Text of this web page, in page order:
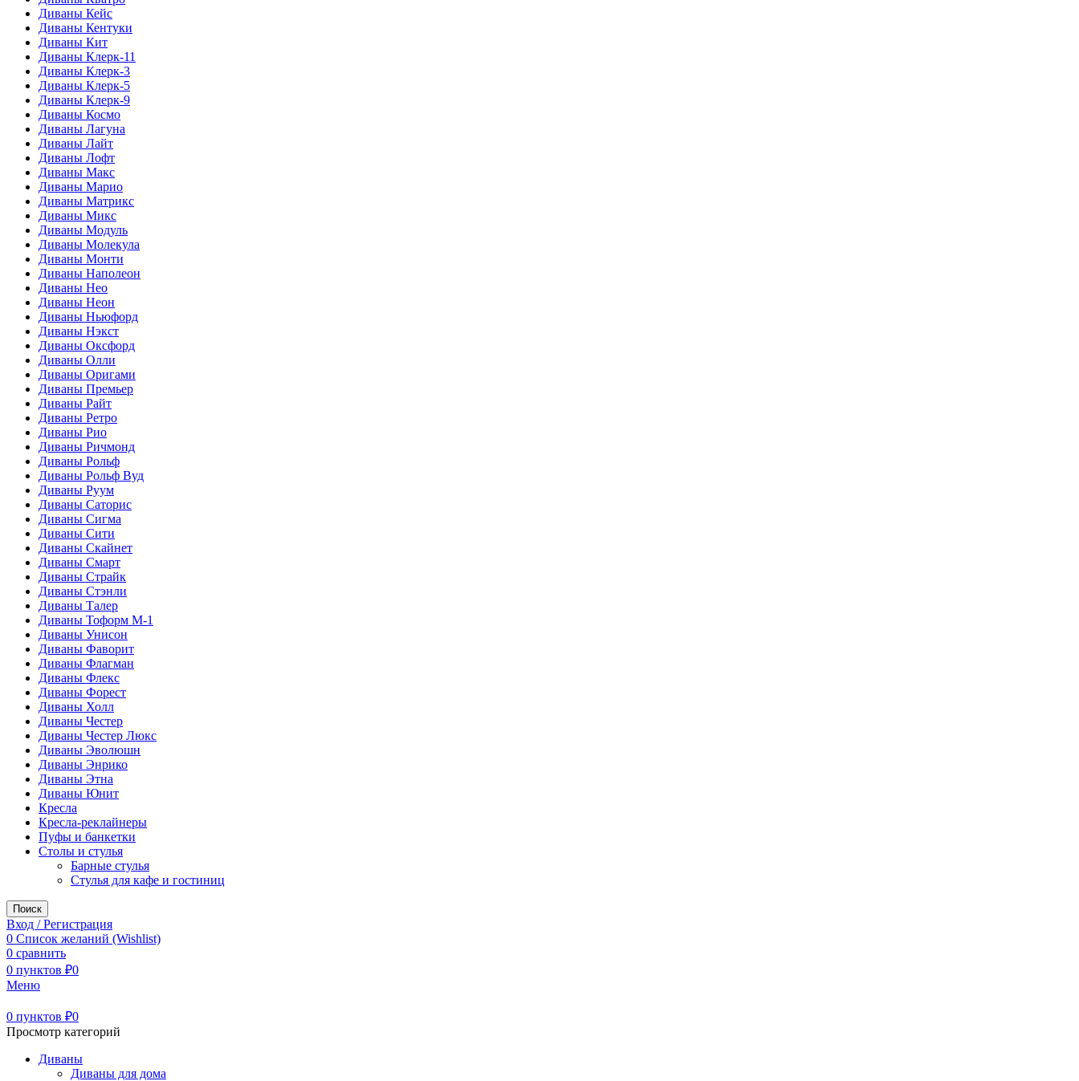
Диваны Кейс
Диваны Кентуки
Диваны Кит
Диваны Клерк-11
Диваны Клерк-3
Диваны Клерк-5
Диваны Клерк-9
Диваны Космо
Диваны Лагуна
Диваны Лайт
Диваны Лофт
Диваны Макс
Диваны Марио
Диваны Матрикс
Диваны Микс
Диваны Модуль
Диваны Молекула
Диваны Монти
Диваны Наполеон
Диваны Нео
Диваны Неон
Диваны Ньюфорд
Диваны Нэкст
Диваны Оксфорд
Диваны Олли
Диваны Оригами
Диваны Премьер
Диваны Райт
Диваны Ретро
Диваны Рио
Диваны Ричмонд
Диваны Рольф
Диваны Рольф Вуд
Диваны Руум
Диваны Саторис
Диваны Сигма
Диваны Сити
Диваны Скайнет
Диваны Смарт
Диваны Страйк
Диваны Стэнли
Диваны Талер
Диваны Тоформ М-1
Диваны Унисон
Диваны Фаворит
Диваны Флагман
Диваны Флекс
Диваны Форест
Диваны Холл
Диваны Честер
Диваны Честер Люкс
Диваны Эволюшн
Диваны Энрико
Диваны Этна
Диваны Юнит
Кресла
Кресла-реклайнеры
Пуфы и банкетки
Столы и стулья
Барные стулья
Стулья для кафе и гостиниц
Поиск
Вход / Регистрация
0 Список желаний (Wishlist)
0 сравнить
0 пунктов ₽0
Меню
0 пунктов ₽0
Просмотр категорий
Диваны
Диваны для дома